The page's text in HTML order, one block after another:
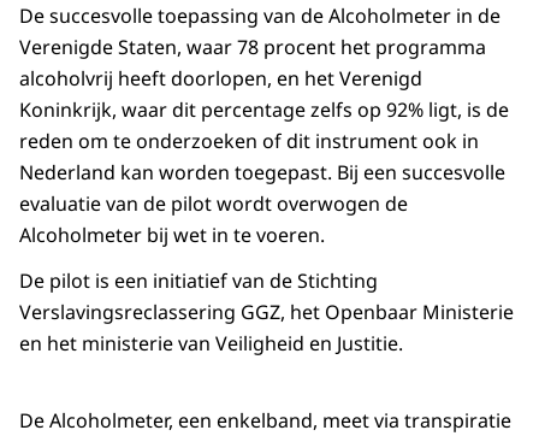
De succesvolle toepassing van de Alcoholmeter in de
Verenigde Staten, waar 78 procent het programma
alcoholvrij heeft doorlopen, en het Verenigd
Koninkrijk, waar dit percentage zelfs op 92% ligt, is de
reden om te onderzoeken of dit instrument ook in
Nederland kan worden toegepast. Bij een succesvolle
evaluatie van de pilot wordt overwogen de
Alcoholmeter bij wet in te voeren.
De pilot is een initiatief van de Stichting
Verslavingsreclassering GGZ, het Openbaar Ministerie
en het ministerie van Veiligheid en Justitie.
De Alcoholmeter, een enkelband, meet via transpiratie